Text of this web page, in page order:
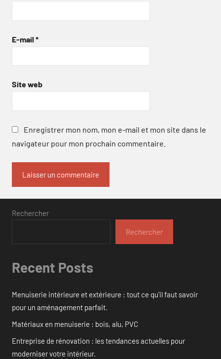
E-mail *
Site web
Enregistrer mon nom, mon e-mail et mon site dans le
navigateur pour mon prochain commentaire.
Rechercher
Rechercher
Recent Posts
Menuiserie intérieure et extérieure : tout ce qu’il faut savoir
pour un aménagement parfait.
Matériaux en menuiserie : bois, alu, PVC
Entreprise de rénovation : les tendances actuelles pour
moderniser votre intérieur.